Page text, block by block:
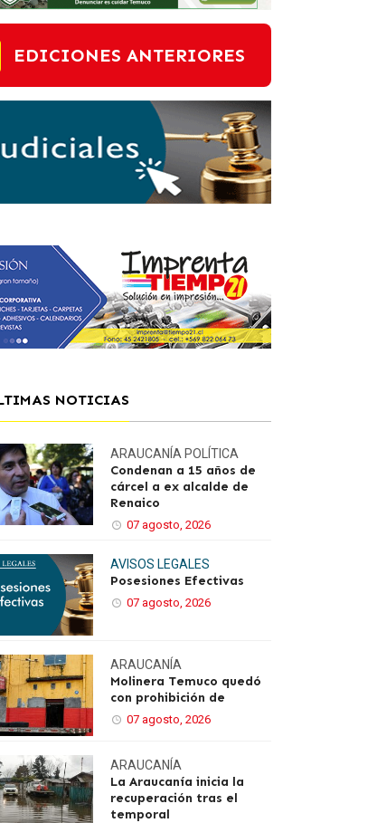
EDICIONES ANTERIORES
NOTICIAS
ARAUCANÍA POLÍTICA
Condenan a 15 años de
cárcel a ex alcalde de
Renaico
07 agosto, 2026
AVISOS LEGALES
Posesiones Efectivas
07 agosto, 2026
ARAUCANÍA
Molinera Temuco quedó
con prohibición de
07 agosto, 2026
ARAUCANÍA
La Araucanía inicia la
recuperación tras el
temporal